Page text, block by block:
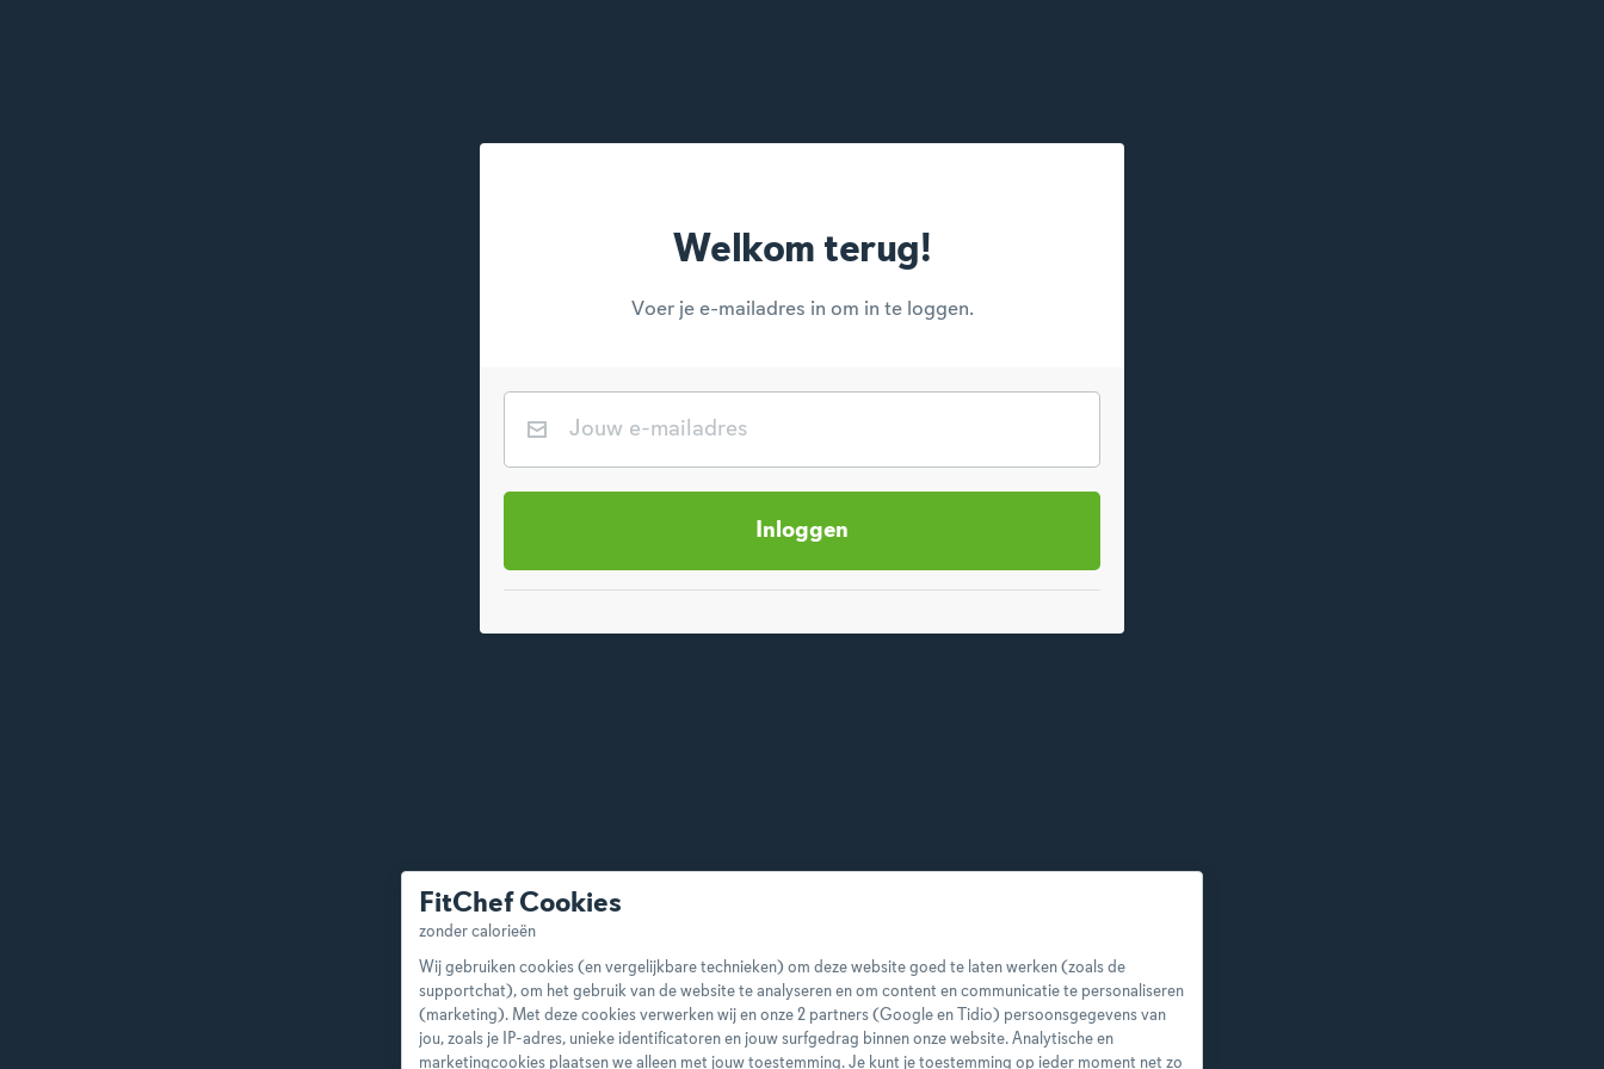
Welkom terug!
Voer je e-mailadres in om in te loggen.
Inloggen
FitChef Cookies
Wij gebruiken cookies (en vergelijkbare technieken) om deze website goed te laten werken (zoals de
supportchat), om het gebruik van de website te analyseren en om content en communicatie te personaliseren
(marketing). Met deze cookies verwerken wij en onze 2 partners (Google en Tidio) persoonsgegevens van
jou, zoals je IP-adres, unieke identificatoren en jouw surfgedrag binnen onze website. Analytische en
marketingcookies plaatsen we alleen met jouw toestemming. Je kunt je toestemming op ieder moment net zo